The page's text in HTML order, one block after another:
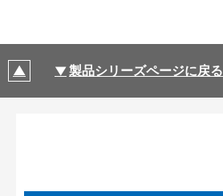
製品シリーズページに戻る